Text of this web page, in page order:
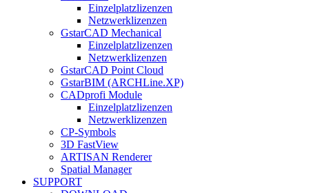
Einzelplatzlizenzen
Netzwerklizenzen
GstarCAD Mechanical
Einzelplatzlizenzen
Netzwerklizenzen
GstarCAD Point Cloud
GstarBIM (ARCHLine.XP)
CADprofi Module
Einzelplatzlizenzen
Netzwerklizenzen
CP-Symbols
3D FastView
ARTISAN Renderer
Spatial Manager
SUPPORT